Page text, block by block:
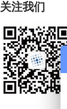
关注我们